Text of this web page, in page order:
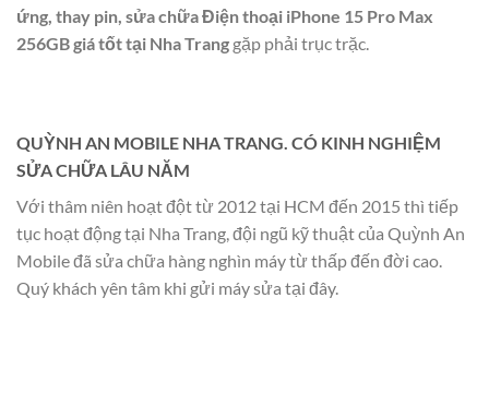
ứng, thay pin, sửa chữa Điện thoại iPhone 15 Pro Max
256GB giá tốt tại Nha Trang gặp phải trục trặc.
QUỲNH AN MOBILE NHA TRANG. CÓ KINH NGHIỆM
SỬA CHỮA LÂU NĂM
Với thâm niên hoạt đột từ 2012 tại HCM đến 2015 thì tiếp
tục hoạt động tại Nha Trang, đội ngũ kỹ thuật của Quỳnh An
Mobile đã sửa chữa hàng nghìn máy từ thấp đến đời cao.
Quý khách yên tâm khi gửi máy sửa tại đây.